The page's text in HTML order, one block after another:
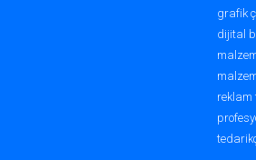
Fuar ve
Etkinliklerde
Sinema ve
Film afişleri ve
grafik
dijital
reklam